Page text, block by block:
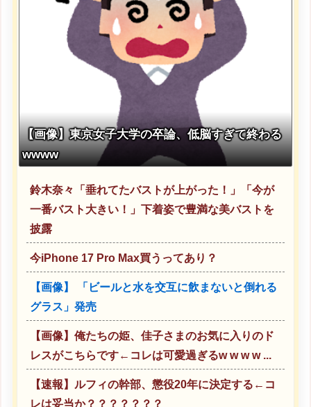
【画像】東京女子大学の卒論、低脳すぎて終わる
wwww
鈴木奈々「垂れてたバストが上がった！」「今が
一番バスト大きい！」下着姿で豊満な美バストを
披露
今iPhone 17 Pro Max買うってあり？
【画像】 「ビールと水を交互に飲まないと倒れる
グラス」発売
【画像】俺たちの姫、佳子さまのお気に入りのド
レスがこちらです←コレは可愛過ぎるw w w w ...
【速報】ルフィの幹部、懲役20年に決定する←コ
レは妥当か？？？？？？？